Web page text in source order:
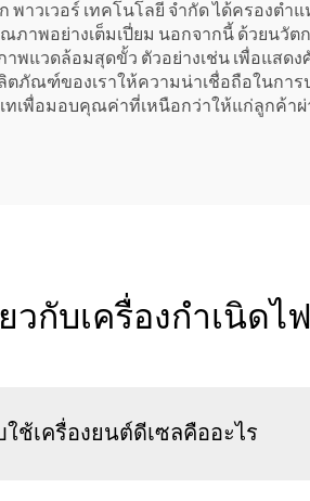
พาวเวอร์ เทคโนโลยี จำกัด ได้ครอง
ณภาพอย่างเต็มเปี่ยม นอกจากนี้ ด้วยน
แวดล้อมสุดขั้ว ตัวอย่างเช่น เพื่อแส
ผลิตภัณฑ์ของเราให้ความน่าเชื่อถือใน
เทเพื่อมอบคุณค่าที่เหนือกว่าให้แก่ลูก
วกับเครื่องกำเนิด
ช้เครื่องยนต์ดีเซลคืออะไร